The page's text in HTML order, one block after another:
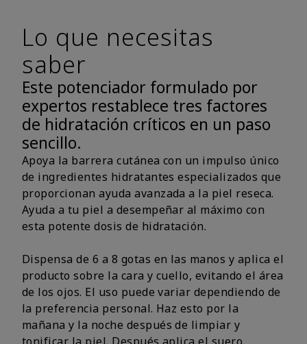
Lo que necesitas
saber
Este potenciador formulado por
expertos restablece tres factores
de hidratación críticos en un paso
sencillo.
Apoya la barrera cutánea con un impulso único
de ingredientes hidratantes especializados que
proporcionan ayuda avanzada a la piel reseca.
Ayuda a tu piel a desempeñar al máximo con
esta potente dosis de hidratación.
Dispensa de 6 a 8 gotas en las manos y aplica el
producto sobre la cara y cuello, evitando el área
de los ojos. El uso puede variar dependiendo de
la preferencia personal. Haz esto por la
mañana y la noche después de limpiar y